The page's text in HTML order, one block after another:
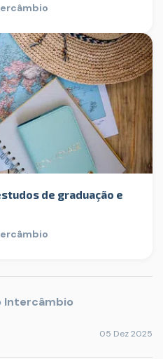
de graduação e
Intercâmbio
05 Dez 2025